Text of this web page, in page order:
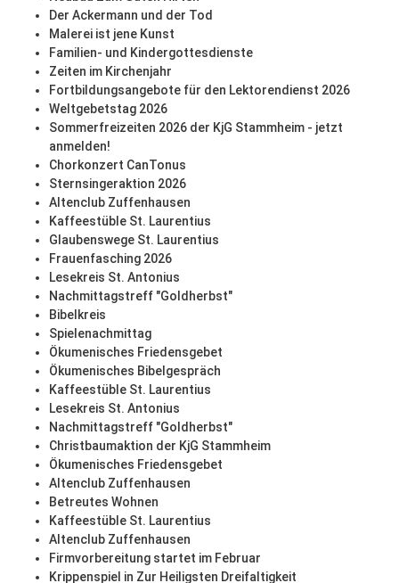
Der Ackermann und der Tod
Malerei ist jene Kunst
Familien- und Kindergottesdienste
Zeiten im Kirchenjahr
Fortbildungsangebote für den Lektorendienst 2026
Weltgebetstag 2026
Sommerfreizeiten 2026 der KjG Stammheim - jetzt
anmelden!
Chorkonzert CanTonus
Sternsingeraktion 2026
Altenclub Zuffenhausen
Kaffeestüble St. Laurentius
Glaubenswege St. Laurentius
Frauenfasching 2026
Lesekreis St. Antonius
Nachmittagstreff "Goldherbst"
Bibelkreis
Spielenachmittag
Ökumenisches Friedensgebet
Ökumenisches Bibelgespräch
Kaffeestüble St. Laurentius
Lesekreis St. Antonius
Nachmittagstreff "Goldherbst"
Christbaumaktion der KjG Stammheim
Ökumenisches Friedensgebet
Altenclub Zuffenhausen
Betreutes Wohnen
Kaffeestüble St. Laurentius
Altenclub Zuffenhausen
Firmvorbereitung startet im Februar
Krippenspiel in Zur Heiligsten Dreifaltigkeit